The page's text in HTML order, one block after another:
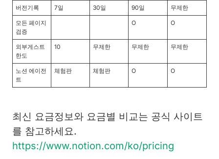
버전기록 7일 30일 90일 무제한
모든 페이지
검증
O O
외부게스트
한도
10 무제한 무제한 무제한
노션 에이전
트
체험판 체험판 O O
최신 요금정보와 요금별 비교는 공식 사이트
를 참고하세요.
https://www.notion.com/ko/pricing